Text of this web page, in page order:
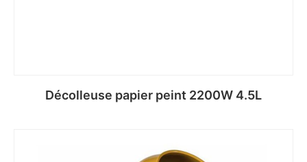
Décolleuse papier peint 2200W 4.5L